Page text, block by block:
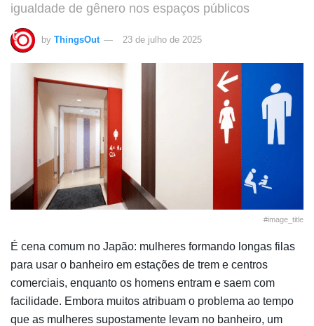
igualdade de gênero nos espaços públicos
by ThingsOut 23 de julho de 2025
#image_title
É cena comum no Japão: mulheres formando longas filas
para usar o banheiro em estações de trem e centros
comerciais, enquanto os homens entram e saem com
facilidade. Embora muitos atribuam o problema ao tempo
que as mulheres supostamente levam no banheiro, um